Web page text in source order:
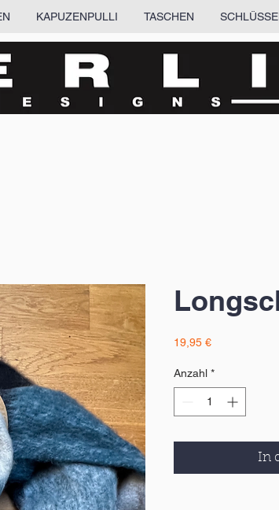
KAPUZENPULLI TASCHEN
19,95 €Preis
Anzahl *
In